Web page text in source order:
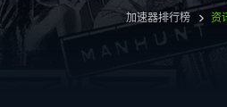
加速器排行榜 资